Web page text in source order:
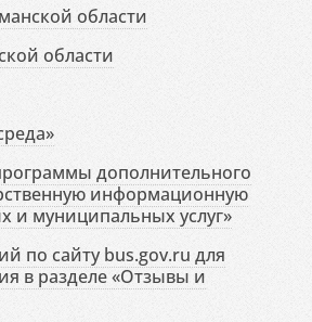
области
области
дополнительного
информационную
и муниципальных услуг»
по сайту bus.gov.ru для
в разделе «Отзывы и